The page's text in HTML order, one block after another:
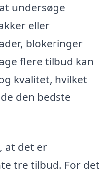
undersøge
eller
blokeringer
flere tilbud kan
kvalitet, hvilket
den bedste
at det er
tre tilbud. For det